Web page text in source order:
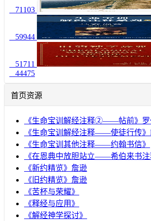
71103
59944
51711
44475
首页资源
《生命宝训解经注释②——帖前》罗
《生命宝训解经注释——使徒行传》
《生命宝训其他注释——约翰书信》
《在恩典中放胆站立——希伯来书注
《新约精览》詹逊
《旧约精览》詹逊
《苦杯与荣耀》
《释经与应用》
《解经神学探讨》